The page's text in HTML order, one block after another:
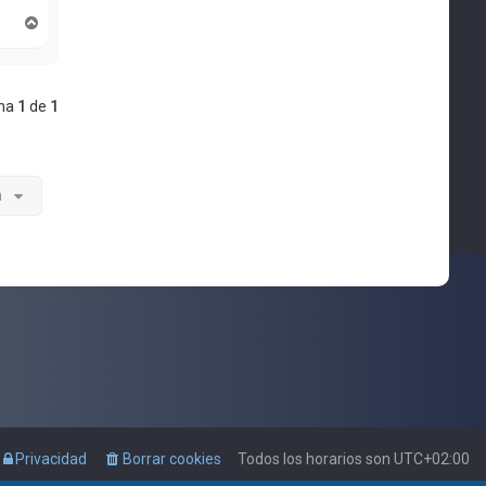
a
1 de 1
Todos los horarios son UTC+02:00
Borrar cookies
Privacidad